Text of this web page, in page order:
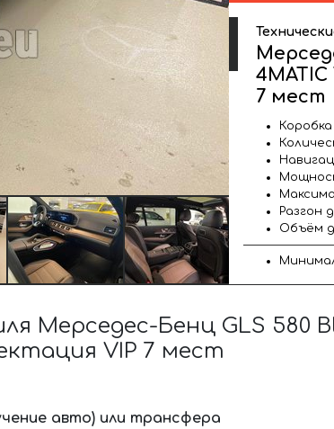
7 мест
Разгон
Объём
Бенц GLS 580
VIP 7 мест
авто) или трансфера